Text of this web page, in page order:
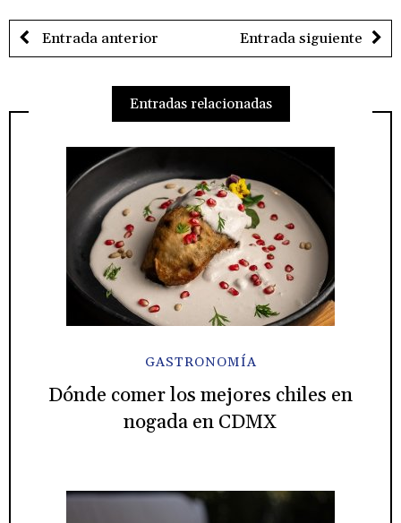
Entrada anterior Entrada siguiente
Entradas relacionadas
GASTRONOMÍA
Dónde comer los mejores chiles en
nogada en CDMX